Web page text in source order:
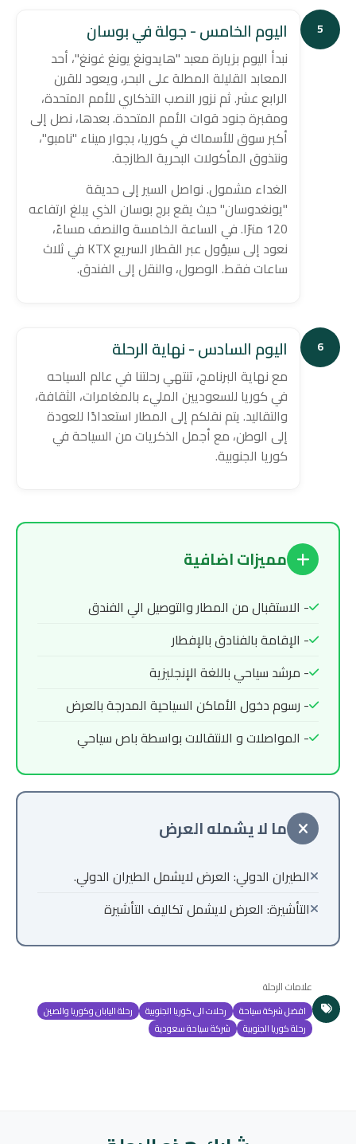
5 اليوم الخامس - جولة في بوسان
نبدأ اليوم بزيارة معبد "هايدونغ يونغ غونغ"، أحد
المعابد القليلة المطلة على البحر، ويعود للقرن
الرابع عشر. ثم نزور النصب التذكاري للأمم المتحدة،
ومقبرة جنود قوات الأمم المتحدة. بعدها، نصل إلى
أكبر سوق للأسماك في كوريا، بجوار ميناء "نامبو"،
ونتذوق المأكولات البحرية الطازجة.
الغداء مشمول. نواصل السير إلى حديقة
"يونغدوسان" حيث يقع برج بوسان الذي يبلغ ارتفاعه
120 مترًا. في الساعة الخامسة والنصف مساءً،
نعود إلى سيؤول عبر القطار السريع KTX في ثلاث
ساعات فقط. الوصول، والنقل إلى الفندق.
6 اليوم السادس - نهاية الرحلة
مع نهاية البرنامج، تنتهي رحلتنا في عالم السياحه
في كوريا للسعوديين المليء بالمغامرات، الثقافة،
والتقاليد. يتم نقلكم إلى المطار استعدادًا للعودة
إلى الوطن، مع أجمل الذكريات من السياحة في
كوريا الجنوبية.
مميزات اضافية
- الاستقبال من المطار والتوصيل الي الفندق
- الإقامة بالفنادق بالإفطار
- مرشد سياحي باللغة الإنجليزية
- رسوم دخول الأماكن السياحية المدرجة بالعرض
- المواصلات و الانتقالات بواسطة باص سياحي
ما لا يشمله العرض
الطيران الدولي: العرض لايشمل الطيران الدولي.
التأشيرة: العرض لايشمل تكاليف التأشيرة
علامات الرحلة
افضل شركة سياحة رحلات الى كوريا الجنوبية
رحلة اليابان وكوريا والصين
رحلة كوريا الجنوبية
شركة سياحة سعودية